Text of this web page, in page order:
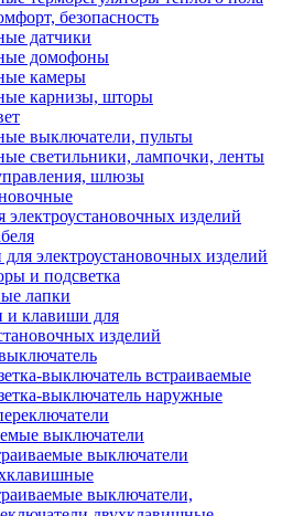
безопасность
датчики
домофоны
камеры
карнизы, шторы
выключатели, пульты
светильники, лампочки, ленты
шлюзы
электроустановочных изделий
электроустановочных изделий
и подсветка
лапки
и клавиши для
изделий
выключатель встраиваемые
выключатель наружные
выключатели
выключатели
выключатели,